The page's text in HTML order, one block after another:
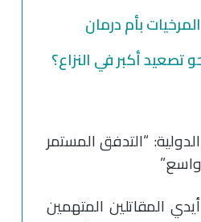
بأم درمان
أكبر في النزاع؟
“التدفق المستمر
المقاتلين المتهمين